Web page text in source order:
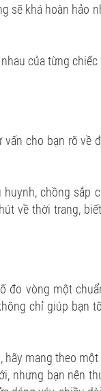
sẽ khá hoàn hảo
của từng
cho bạn rõ về
chồng sắp
về thời trang,
đo vòng một
chỉ giúp bạn
mang theo
nhưng bạn nên